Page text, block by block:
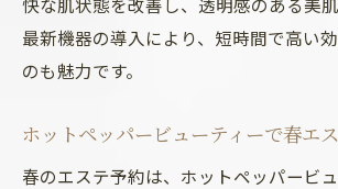
最新機器の導入により、短時間で高い
のも魅力です。
ホットペッパービューティーで春エ
春のエステ予約は、ホットペッパービ